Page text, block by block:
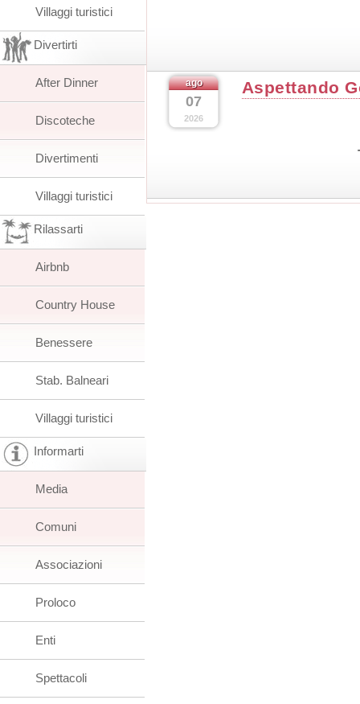
ago
07
2026
Aspettando
Villaggi turistici
Divertirti
After Dinner
Discoteche
Divertimenti
Villaggi turistici
Rilassarti
Airbnb
Country House
Benessere
Stab. Balneari
Villaggi turistici
Informarti
Media
Comuni
Associazioni
Proloco
Enti
Spettacoli